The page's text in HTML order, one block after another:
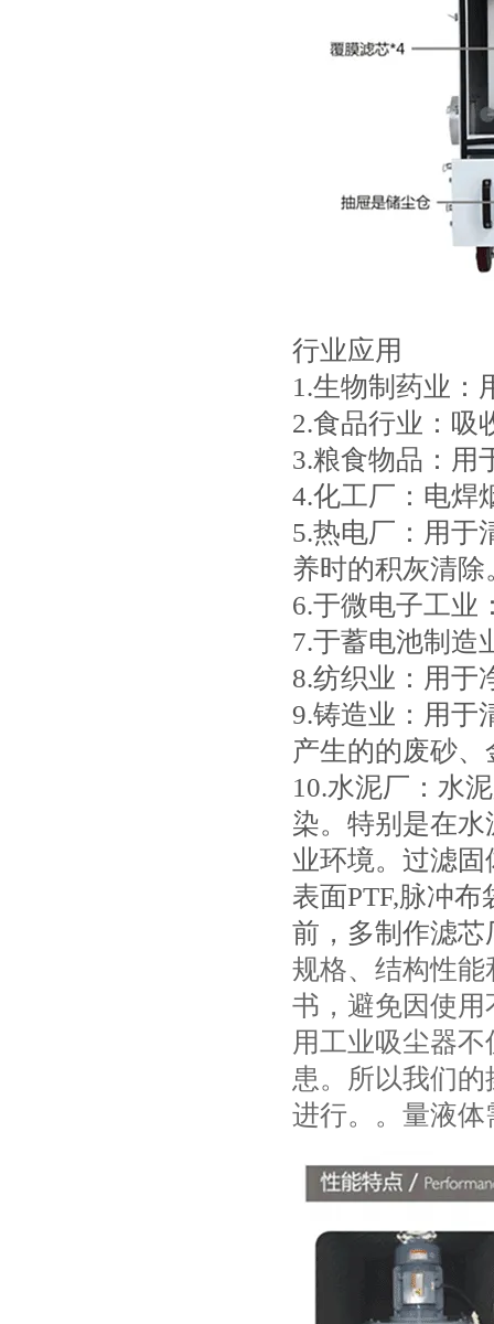
行业应用
1.生物制药业：
2.食品行业：吸
3.粮食物品：用
4.化工厂：电焊
5.热电厂：用于
养时的积灰清除
6.于微电子工业
7.于蓄电池制造
8.纺织业：用于
9.铸造业：用于
产生的的废砂
10.水泥厂：水
染。特别是在
业环境。过滤固
表面PTF,脉冲
前，多制作滤
规格、结构性
书，避免因使
用工业吸尘器
患。所以我们
进行。。量液